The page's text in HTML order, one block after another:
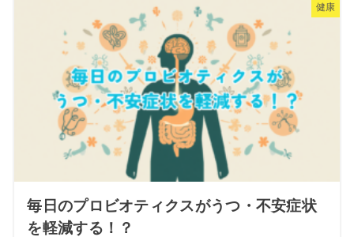
健康
毎日のプロビオティクスがうつ・不安症状
を軽減する！？